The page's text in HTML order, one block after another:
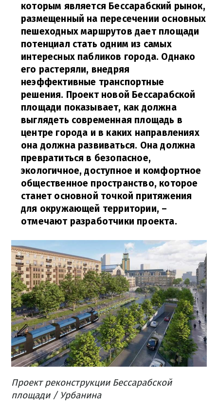
которым является Бессарабский рынок,
размещенный на пересечении основных
пешеходных маршрутов дает площади
потенциал стать одним из самых
интересных пабликов города. Однако
его растеряли, внедряя
неэффективные транспортные
решения. Проект новой Бессарабской
площади показывает, как должна
выглядеть современная площадь в
центре города и в каких направлениях
она должна развиваться. Она должна
превратиться в безопасное,
экологичное, доступное и комфортное
общественное пространство, которое
станет основной точкой притяжения
для окружающей территории, –
отмечают разработчики проекта.
Проект реконструкции Бессарабской
площади / Урбанина